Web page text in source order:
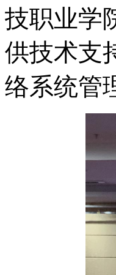
技职业学
供技术支
络系统管